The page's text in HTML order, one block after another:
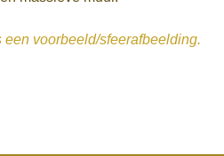
voorbeeld/sfeerafbeelding.